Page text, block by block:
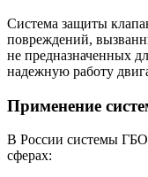
Система защиты
повреждений,
не предназначенных
надежную работу
Применение
В России системы ГБО
сферах: